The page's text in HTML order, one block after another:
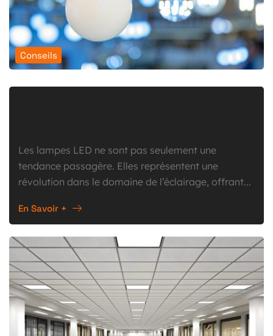
Conseils
Les lampes LED ne sont pas seulement une
tendance passagère. Elles représentent une
révolution dans le domaine de l’éclairage, offrant...
En Savoir +